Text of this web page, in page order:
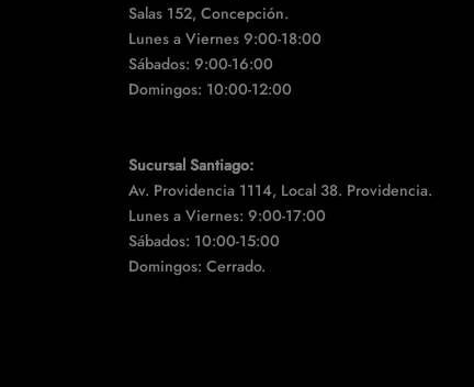
Salas 152, Concepción.
Lunes a Viernes 9:00-18:00
Sábados: 9:00-16:00
Domingos: 10:00-12:00
Sucursal Santiago:
Av. Providencia 1114, Local 38. Providencia.
Lunes a Viernes: 9:00-17:00
Sábados: 10:00-15:00
Domingos: Cerrado.